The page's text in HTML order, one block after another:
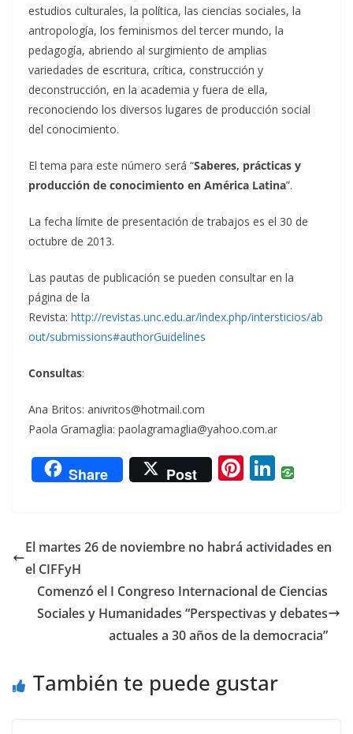
estudios culturales, la política, las ciencias sociales, la
antropología, los feminismos del tercer mundo, la
pedagogía, abriendo al surgimiento de amplias
variedades de escritura, crítica, construcción y
deconstrucción, en la academia y fuera de ella,
reconociendo los diversos lugares de producción social
del conocimiento.
El tema para este número será “Saberes, prácticas y
producción de conocimiento en América Latina”.
La fecha límite de presentación de trabajos es el 30 de
octubre de 2013.
Las pautas de publicación se pueden consultar en la
página de la
Revista: http://revistas.unc.edu.ar/index.php/intersticios/ab
out/submissions#authorGuidelines
Consultas:
Ana Britos: anivritos@hotmail.com
Paola Gramaglia: paolagramaglia@yahoo.com.ar
Share Post Pi
e
Li
e
n
El martes 26 de noviembre no habrá actividades en
el CIFFyH
Comenzó el I Congreso Internacional de Ciencias
Sociales y Humanidades “Perspectivas y debates
actuales a 30 años de la democracia”
También te puede gustar